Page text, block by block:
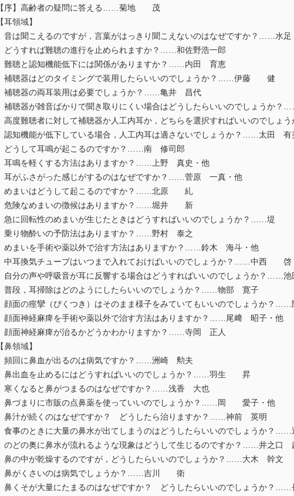
【序】高齢者の疑問に答える……菊地 茂
【耳領域】
音は聞こえるのですが，言葉がはっきり聞こえないのはなぜですか？……水
どうすれば難聴の進行を止められますか？……和佐野浩一郎
難聴と認知機能低下には関係がありますか？……内田 育恵
補聴器はどのタイミングで装用したらいいのでしょうか？……伊藤 健
補聴器の両耳装用は必要でしょうか？……亀井 昌代
補聴器が雑音ばかりで聞き取りにくい場合はどうしたらいいのでしょうか
高度難聴者に対して補聴器か人工内耳か，どちらを選択すればいいのでしょ
認知機能が低下している場合，人工内耳は適さないでしょうか？……太田 有
どうして耳鳴が起こるのですか？……南 修司郎
耳鳴を軽くする方法はありますか？……上野 真史・他
耳がふさがった感じがするのはなぜですか？……菅原 一真・他
めまいはどうして起こるのですか？……北原 糺
危険なめまいの徴候はありますか？……堀井 新
急に回転性のめまいが生じたときはどうすればいいのでしょうか？……
乗り物酔いの予防法はありますか？……野村 泰之
めまいを手術や薬以外で治す方法はありますか？……鈴木 海斗・他
中耳換気チューブはいつまで入れておけばいいのでしょうか？……中西 啓
自分の声や呼吸音が耳に反響する場合はどうすればいいのでしょうか？……
普段，耳掃除はどのようにしたらいいのでしょうか？……物部 寛子
顔面の痙攣（ぴくつき）はそのまま様子をみていてもいいのでしょうか？
顔面神経麻痺を手術や薬以外で治す方法はありますか？……尾﨑 昭子・他
顔面神経麻痺が治るかどうかわかりますか？……寺岡 正人
【鼻領域】
頻回に鼻血が出るのは病気ですか？……洲崎 勲夫
鼻出血を止めるにはどうすればいいのでしょうか？……羽生 昇
寒くなると鼻がつまるのはなぜですか？……浅香 大也
鼻づまりに市販の点鼻薬を使っていいのでしょうか？……岡 愛子・他
鼻汁が続くのはなぜですか？ どうしたら治りますか？……神前 英明
食事のときに大量の鼻水が出てしまうのはどうしたらいいのでしょうか？
のどの奥に鼻水が流れるような現象はどうして生じるのですか？……井之口
鼻の中が乾燥するのですが，どうしたらいいのでしょうか？……大木 幹文
鼻がくさいのは病気でしょうか？……吉川 衛
鼻くそが大量にたまるのはなぜですか？ どうしたらいいのでしょうか？